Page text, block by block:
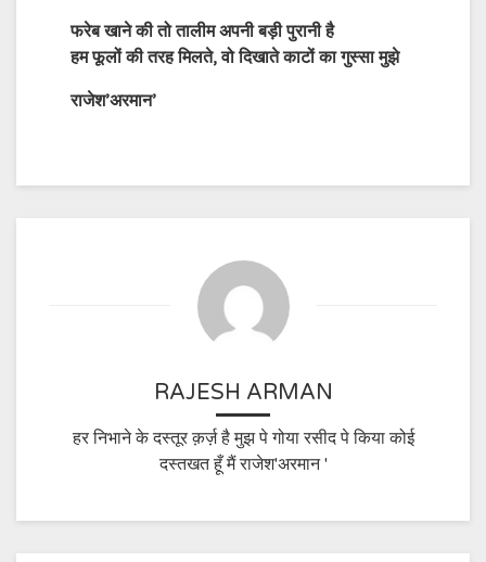
फरेब खाने की तो तालीम अपनी बड़ी पुरानी है
हम फूलों की तरह मिलते, वो दिखाते काटों का गुस्सा मुझे
राजेश’अरमान’
RAJESH ARMAN
हर निभाने के दस्तूर क़र्ज़ है मुझ पे गोया रसीद पे किया कोई
दस्तखत हूँ मैं राजेश'अरमान '